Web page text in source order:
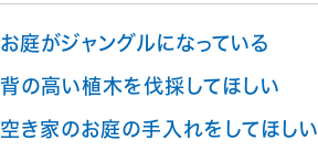
お庭がジャングルになっている
背の高い植木を伐採してほしい
空き家のお庭の手入れをしてほしい